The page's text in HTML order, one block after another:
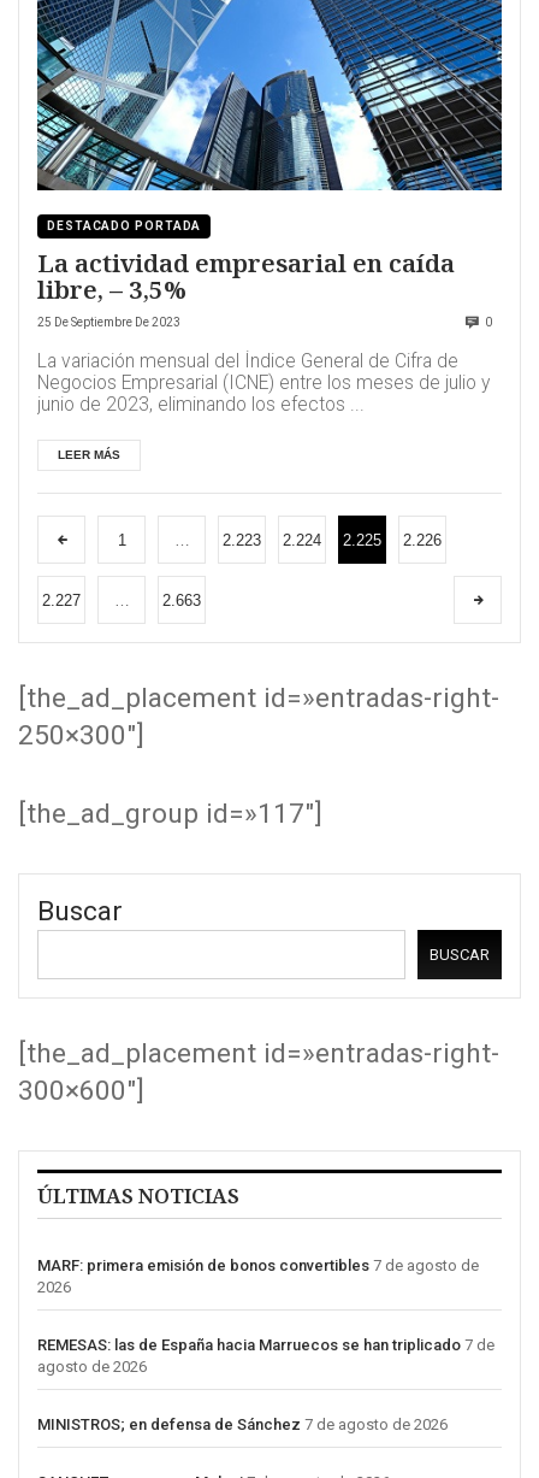
DESTACADO PORTADA
La actividad empresarial en caída
libre, – 3,5%
25 De Septiembre De 2023 0
La variación mensual del Índice General de Cifra de
Negocios Empresarial (ICNE) entre los meses de julio y
junio de 2023, eliminando los efectos ...
LEER MÁS
1 2.223 2.224 2.225 2.226
2.227 2.663
[the_ad_placement id=»entradas-right-
250×300″]
[the_ad_group id=»117″]
Buscar
BUSCAR
[the_ad_placement id=»entradas-right-
300×600″]
ÚLTIMAS NOTICIAS
MARF: primera emisión de bonos convertibles 7 de agosto de
2026
REMESAS: las de España hacia Marruecos se han triplicado 7 de
agosto de 2026
MINISTROS; en defensa de Sánchez 7 de agosto de 2026